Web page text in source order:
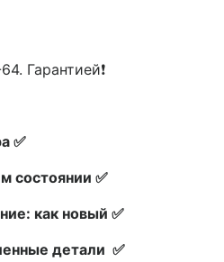
Гарантией❗
✅
состоянии ✅
как новый ✅
детали ✅